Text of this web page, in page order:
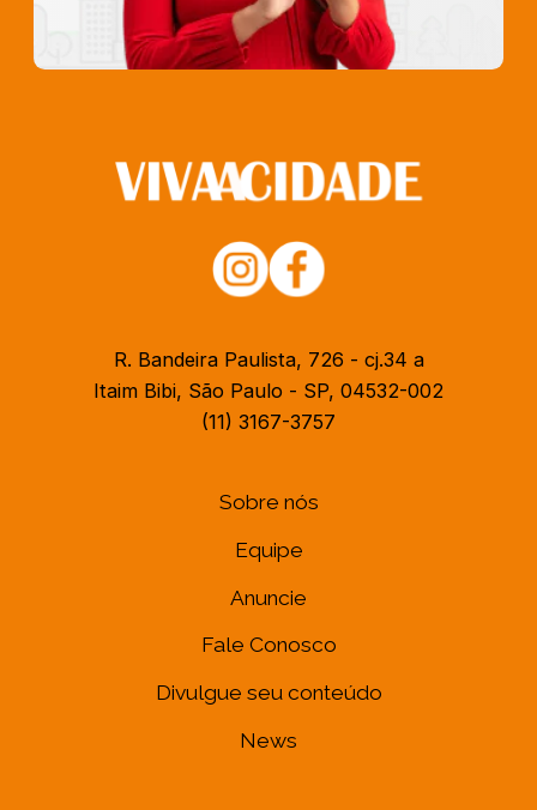
R. Bandeira Paulista, 726 - cj.34 a
Itaim Bibi, São Paulo - SP, 04532-002
(11) 3167-3757
Sobre nós
Equipe
Anuncie
Fale Conosco
Divulgue seu conteúdo
News